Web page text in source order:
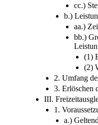
cc.)
b.)
aa.)
bb.)
(1)
(2)
2. Umfang
3. Erlöschen
III.
1.
a.)